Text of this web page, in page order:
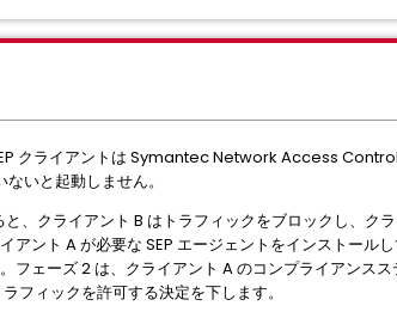
クライアントは Symantec Network Access
いと起動しません。
、クライアント B はトラフィックをブロックし、ク
アント A が必要な SEP エージェントをインストール
フェーズ 2 は、クライアント A のコンプライアンス
フィックを許可する決定を下します。